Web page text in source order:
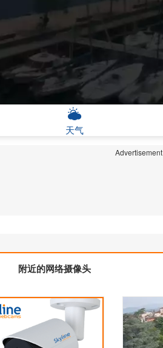
天气
Advertisement
附近的网络摄像头